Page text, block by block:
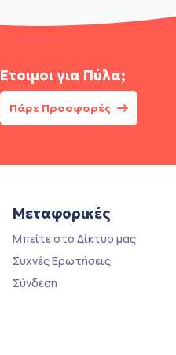
Έτοιμοι για Πύλα;
Πάρε Προσφορές
Μεταφορικές
Μπείτε στο Δίκτυο μας
Συχνές Ερωτήσεις
Σύνδεση